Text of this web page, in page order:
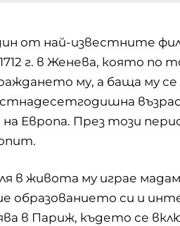
от най-известните
г. в Женева, която по
му, а баща му
на Европа. През този
в живота му играе
образованието си и
в Париж, където се